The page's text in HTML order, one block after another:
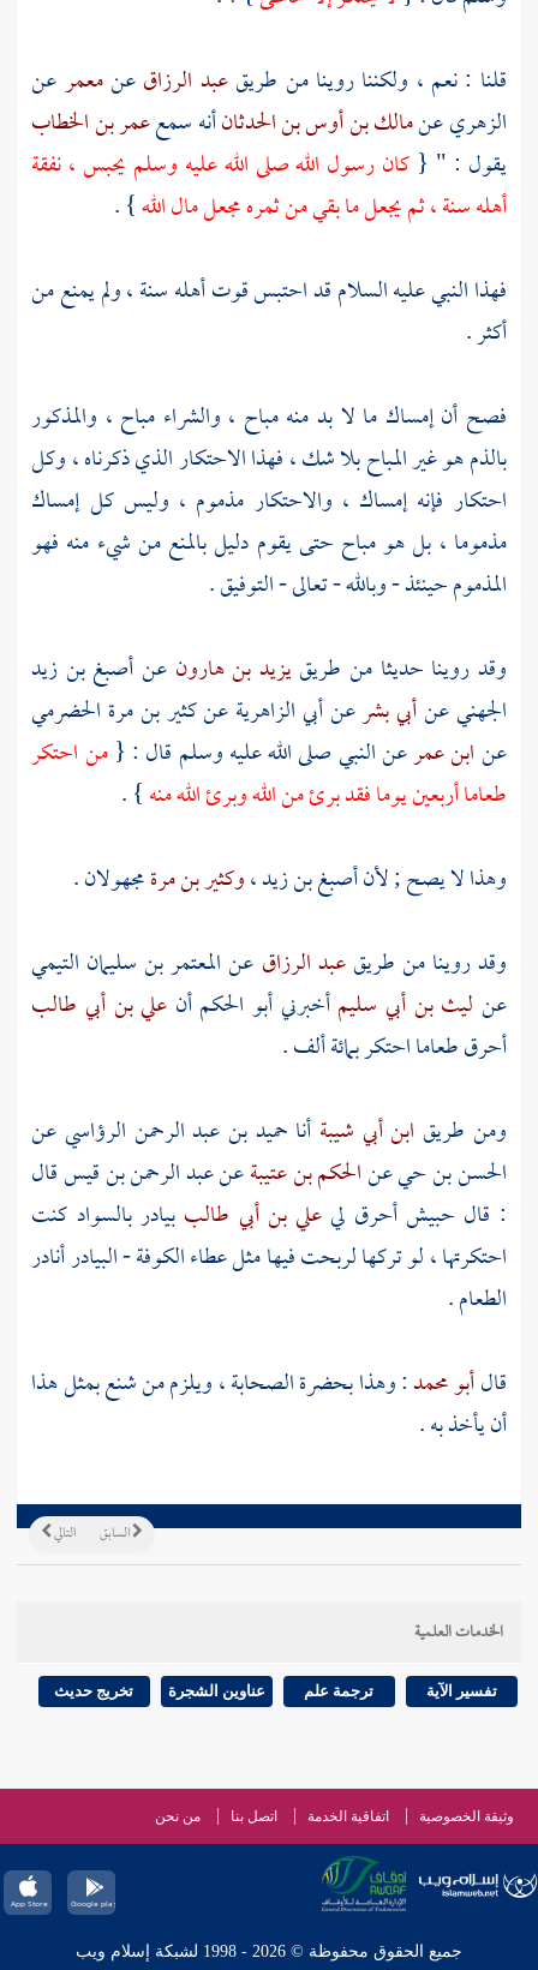
قلنا : نعم ، ولكننا روينا من طريقعبد الرزاقعنمعمرعن
الزهريعنمالك بن أوس بن الحدثانأنه سمععمر بن الخطاب
يقول : " { كان رسول الله صلى الله عليه وسلم يحبس ، نفقة
أهله سنة ، ثم يجعل ما بقي من ثمره مجعل مال الله} .
فهذا النبي عليه السلام قد احتبس قوت أهله سنة ، ولم يمنع من
أكثر .
فصح أن إمساك ما لا بد منه مباح ، والشراء مباح ، والمذكور
بالذم هو غير المباح بلا شك ، فهذا الاحتكار الذي ذكرناه ، وكل
احتكار فإنه إمساك ، والاحتكار مذموم ، وليس كل إمساك
مذموما ، بل هو مباح حتى يقوم دليل بالمنع من شيء منه فهو
المذموم حينئذ - وبالله - تعالى - التوفيق .
وقد روينا حديثا من طريقيزيد بن هارون عنأصبغ بن زيد
الجهنيعنأبي بشرعنأبي الزاهريةعنكثير بن مرة الحضرمي
عنابن عمرعن النبي صلى الله عليه وسلم قال : {من احتكر
طعاما أربعين يوما فقد برئ من الله وبرئ الله منه} .
وهذا لا يصح ; لأنأصبغ بن زيد،وكثير بن مرةمجهولان .
وقد روينا من طريقعبد الرزاق عنالمعتمر بن سليمان التيمي
عن ليث بن أبي سليمأخبرنيأبو الحكمأن علي بن أبي طالب
أحرق طعاما احتكر بمائة ألف .
ومن طريق ابن أبي شيبة أنا حميد بن عبد الرحمن الرؤاسيعن
الحسن بن حيعنالحكم بن عتيبةعنعبد الرحمن بن قيسقال
: قال حبيشأحرق ليعلي بن أبي طالببيادر بالسواد كنت
احتكرتها ، لو تركها لربحت فيها مثل عطاءالكوفة- البيادر أنادر
الطعام .
قالأبو محمد: وهذا بحضرة الصحابة ، ويلزم من شنع بمثل هذا
أن يأخذ به .
التالي السابق
الخدمات العلمية
تفسير الآية ترجمة علم عناوين الشجرة تخريج حديث
وثيقة الخصوصية اتفاقية الخدمة اتصل بنا من نحن
جميع الحقوق محفوظة © 2026 - 1998 لشبكة إسلام ويب